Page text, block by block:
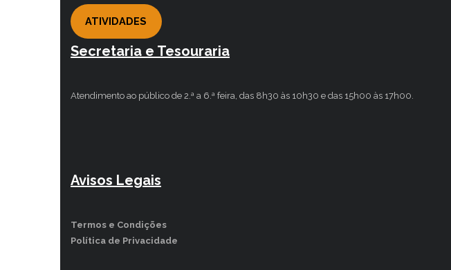
ATIVIDADES
Secretaria e Tesouraria
Atendimento ao público de 2.ª a 6.ª feira, das 8h30 às 10h30 e das 15h00 às 17h00.
Avisos Legais
Termos e Condições
Política de Privacidade